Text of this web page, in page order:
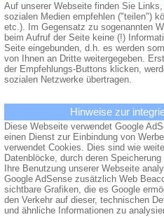
Auf unserer Webseite finden Sie
sozialen Medien empfehlen ("teilen")
etc.). Im Gegensatz zu sogenannten
beim Aufruf der Seite keine (!)
Seite eingebunden, d.h. es werden
von Ihnen an Dritte weitergegeben.
der Empfehlungs-Buttons klicken,
sozialen Netzwerke übertragen.
Hinweise zur
Diese Webseite verwendet Google
einen Dienst zur Einbindung von
verwendet Cookies. Dies sind wie
Datenblöcke, durch deren
Ihre Benutzung unserer Webseite
Google AdSense zusätzlich Web
sichtbare Grafiken, die es Google
den Verkehr auf dieser, technischen
und ähnliche Informationen zu